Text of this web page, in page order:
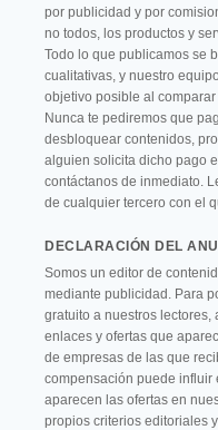
por publicidad y por
no todos, los productos y
Todo lo que publicamos se
cualitativas, y nuestro
objetivo posible al
Nunca te pediremos que
desbloquear contenidos,
alguien solicita dicho pago
contáctanos de inmediato.
de cualquier tercero con el
DECLARACIÓN DEL
Somos un editor de
mediante publicidad. Para
gratuito a nuestros
enlaces y ofertas que
de empresas de las que
compensación puede influir
aparecen las ofertas en
propios criterios editoriales